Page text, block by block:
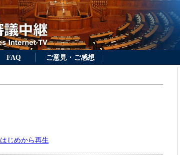
FAQ ご意見・ご感想
はじめから再生